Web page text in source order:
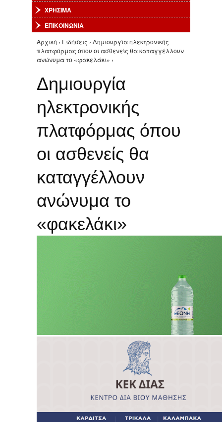
ΧΡΗΣΙΜΑ
ΕΠΙΚΟΙΝΩΝΙΑ
Είστε εδώ
Αρχική › Ειδήσεις › Δημιουργία ηλεκτρονικής
πλατφόρμας όπου οι ασθενείς θα καταγγέλλουν
ανώνυμα το «φακελάκι» ›
Δημιουργία
ηλεκτρονικής
πλατφόρμας όπου
οι ασθενείς θα
καταγγέλλουν
ανώνυμα το
«φακελάκι»